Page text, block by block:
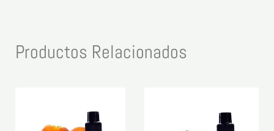
Productos Relacionados